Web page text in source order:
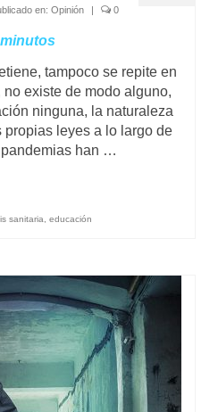
en: Opinión | 0
minutos
tampoco se repite en
existe de modo alguno,
ninguna, la naturaleza
propias leyes a lo largo de
han …
sanitaria educación